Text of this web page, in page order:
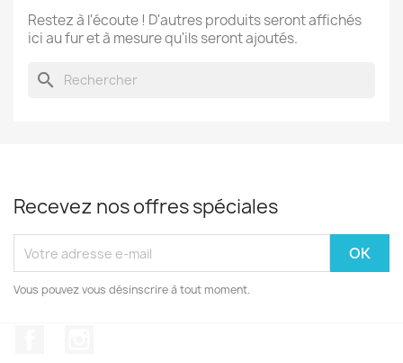
Restez à l'écoute ! D'autres produits seront affichés
ici au fur et à mesure qu'ils seront ajoutés.
search
Recevez nos offres spéciales
Vous pouvez vous désinscrire à tout moment.